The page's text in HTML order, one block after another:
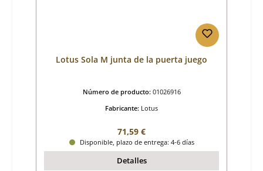
Lotus Sola M junta de la puerta juego
Número de producto: 01026916
Fabricante: Lotus
Precio normal:
71,59 €
Disponible, plazo de entrega: 4-6 días
Detalles